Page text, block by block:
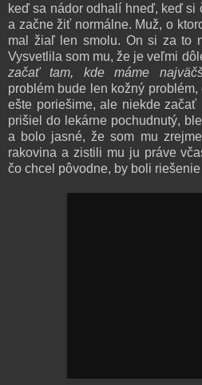
keď sa nádor odhalí hneď, keď si
a začne žiť normálne. Muž, o
mal žiaľ len smolu. On si za to
Vysvetlila som mu, že je veľmi
začať tam, kde máme
problém bude len kožný
ešte poriešime, ale niekde začať
prišiel do lekárne pochudnutý,
a bolo jasné, že som mu
rakovina a zistili mu ju práve
čo chcel pôvodne, by boli